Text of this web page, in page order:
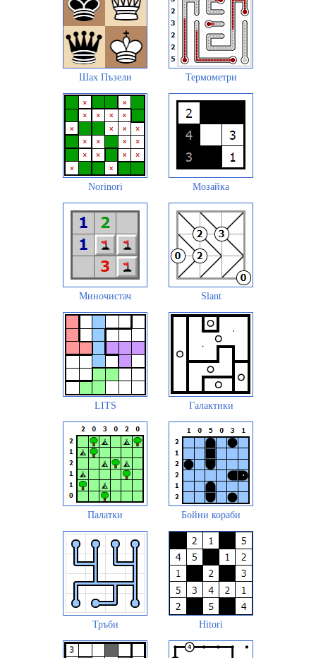
Шах Пъзели Термометри
Norinori Мозайка
Миночистач Slant
LITS Галактики
Палатки Бойни кораби
Тръби Hitori